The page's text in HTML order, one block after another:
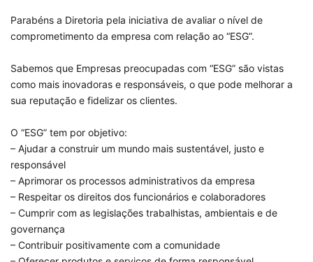
Parabéns a Diretoria pela iniciativa de avaliar o nível de
comprometimento da empresa com relação ao “ESG”.
Sabemos que Empresas preocupadas com “ESG” são vistas
como mais inovadoras e responsáveis, o que pode melhorar a
sua reputação e fidelizar os clientes.
O “ESG” tem por objetivo:
– Ajudar a construir um mundo mais sustentável, justo e
responsável
– Aprimorar os processos administrativos da empresa
– Respeitar os direitos dos funcionários e colaboradores
– Cumprir com as legislações trabalhistas, ambientais e de
governança
– Contribuir positivamente com a comunidade